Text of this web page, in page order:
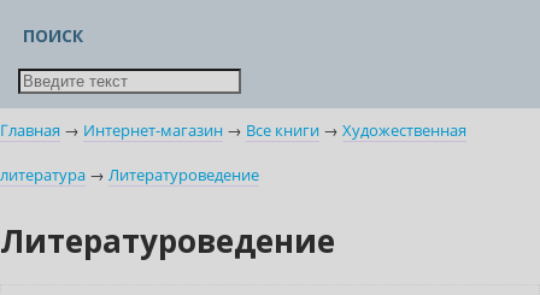
ПОИСК
Главная → Интернет-магазин → Все книги → Художественная
литература → Литературоведение
Литературоведение